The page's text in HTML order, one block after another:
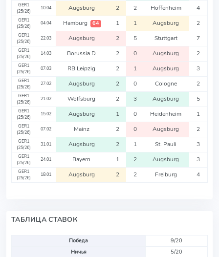
GER1
(25/26)
10.04 Augsburg 2 2 Hoffenheim 4
GER1
(25/26)
04.04 Hamburg 64 1 1 Augsburg 2
GER1
(25/26)
22.03 Augsburg 2 5 Stuttgart 7
GER1
(25/26)
14.03 Borussia D 2 0 Augsburg 2
GER1
(25/26)
07.03 RB Leipzig 2 1 Augsburg 3
GER1
(25/26)
27.02 Augsburg 2 0 Cologne 2
GER1
(25/26)
21.02 Wolfsburg 2 3 Augsburg 5
GER1
(25/26)
15.02 Augsburg 1 0 Heidenheim 1
GER1
(25/26)
07.02 Mainz 2 0 Augsburg 2
GER1
(25/26)
31.01 Augsburg 2 1 St. Pauli 3
GER1
(25/26)
24.01 Bayern 1 2 Augsburg 3
GER1
(25/26)
18.01 Augsburg 2 2 Freiburg 4
ТАБЛИЦА СТАВОК
Победа
9/20
Ничья
5/20